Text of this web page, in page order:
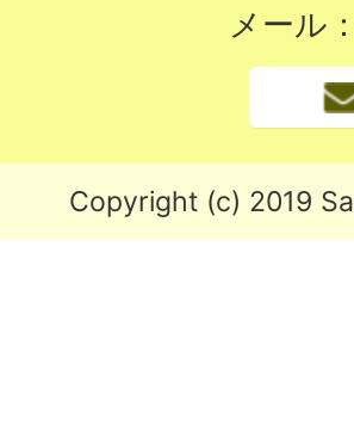
メール
Copyright (c) 2019